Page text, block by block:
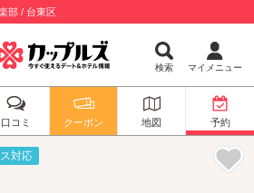
部 / 台東区
検索 マイメニュー
口コミ クーポン 地図 予約
対応